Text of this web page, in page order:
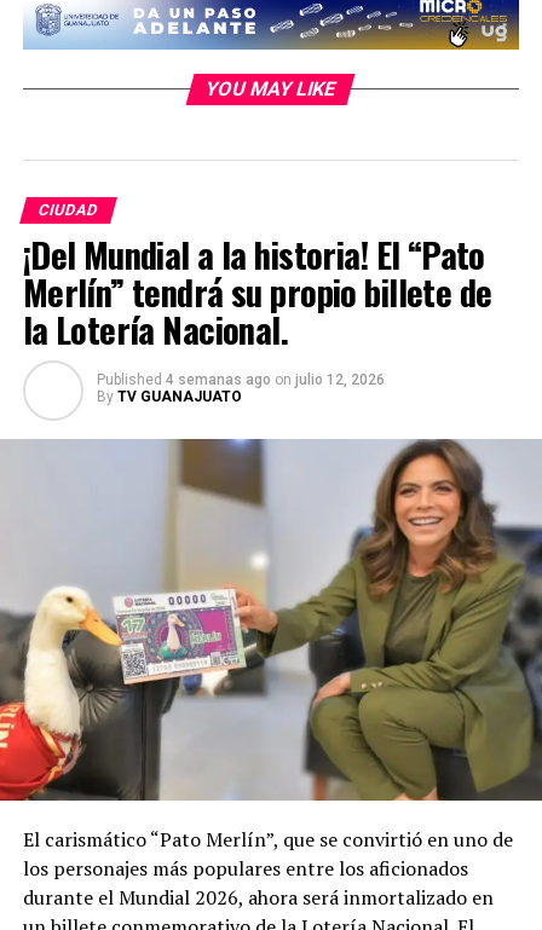
YOU MAY LIKE
CIUDAD
¡Del Mundial a la historia! El “Pato
Merlín” tendrá su propio billete de
la Lotería Nacional.
Published 4 semanas ago on julio 12, 2026
By TV GUANAJUATO
El carismático “Pato Merlín”, que se convirtió en uno de
los personajes más populares entre los aficionados
durante el Mundial 2026, ahora será inmortalizado en